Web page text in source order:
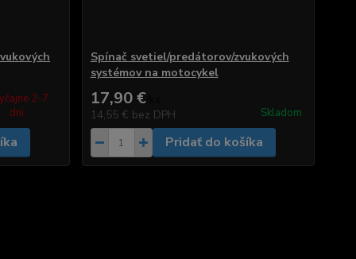
2-7
dni.
Spínač svetiel/predátorov/zvukových
systémov na motocykel
17,90 €/
14,55 € bez DPH Skladom
Pridať do košíka